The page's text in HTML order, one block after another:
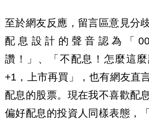
至於網友反應，留言區意見分
配息設計的聲音認為「
讚！」、「不配息！怎麼這
+1，上市再買」，也有網友直
配息的股票。現在我不喜歡配
偏好配息的投資人同樣表態，